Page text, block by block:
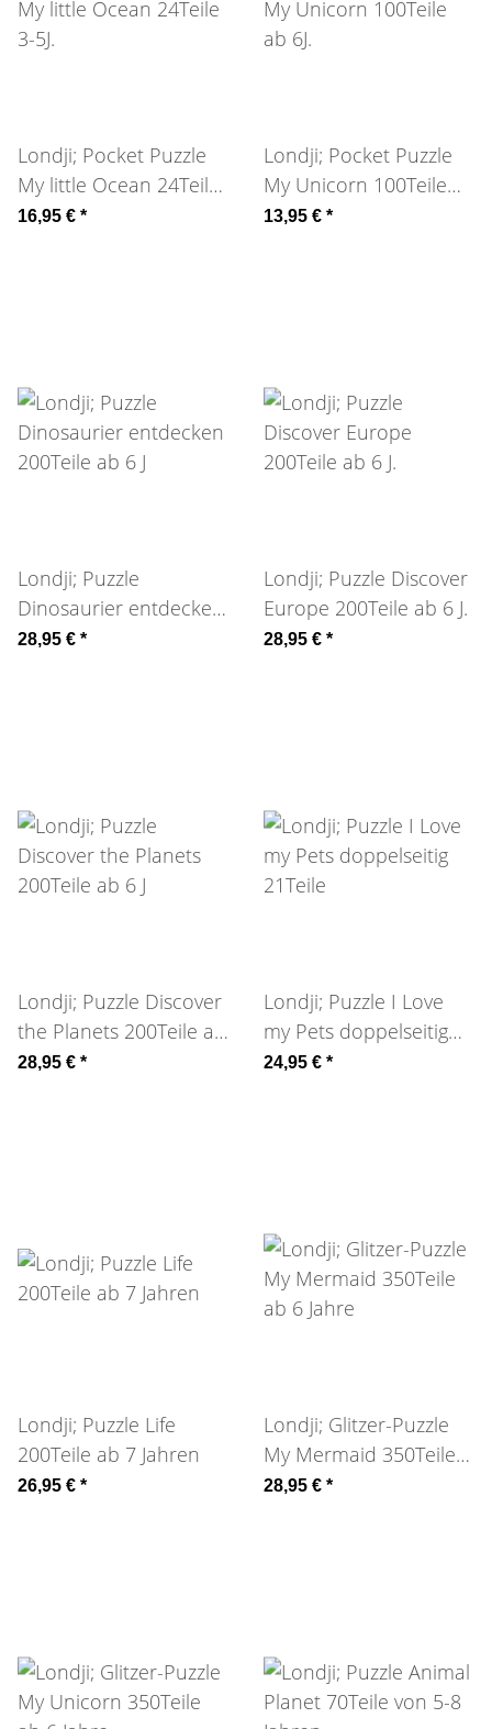
Londji; Pocket Puzzle
My little Ocean 24Teile
3-5J.
16,95 € *
Londji; Pocket Puzzle
My Unicorn 100Teile
ab 6J.
13,95 € *
Londji; Puzzle
Dinosaurier entdecken
200Teile ab 6 J
28,95 € *
Londji; Puzzle Discover
Europe 200Teile ab 6 J.
28,95 € *
Londji; Puzzle Discover
the Planets 200Teile ab
6 J
28,95 € *
Londji; Puzzle I Love
my Pets doppelseitig
21Teile
24,95 € *
Londji; Puzzle Life
200Teile ab 7 Jahren
26,95 € *
Londji; Glitzer-Puzzle
My Mermaid 350Teile
ab 6 Jahre
28,95 € *